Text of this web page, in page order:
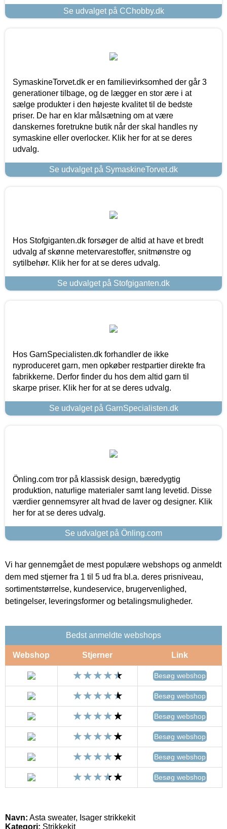
Se udvalget på CChobby.dk
SymaskineTorvet.dk er en familievirksomhed der går 3
generationer tilbage, og de lægger en stor ære i at
sælge produkter i den højeste kvalitet til de bedste
priser. De har en klar målsætning om at være
danskernes foretrukne butik når der skal handles ny
symaskine eller overlocker. Klik her for at se deres
udvalg.
Se udvalget på SymaskineTorvet.dk
Hos Stofgiganten.dk forsøger de altid at have et bredt
udvalg af skønne metervarestoffer, snitmønstre og
sytilbehør. Klik her for at se deres udvalg.
Se udvalget på Stofgiganten.dk
Hos GarnSpecialisten.dk forhandler de ikke
nyproduceret garn, men opkøber restpartier direkte fra
fabrikkerne. Derfor finder du hos dem altid garn til
skarpe priser. Klik her for at se deres udvalg.
Se udvalget på GarnSpecialisten.dk
Önling.com tror på klassisk design, bæredygtig
produktion, naturlige materialer samt lang levetid. Disse
værdier gennemsyrer alt hvad de laver og designer. Klik
her for at se deres udvalg.
Se udvalget på Önling.com
Vi har gennemgået de mest populære webshops og anmeldt
dem med stjerner fra 1 til 5 ud fra bl.a. deres prisniveau,
sortimentstørrelse, kundeservice, brugervenlighed,
betingelser, leveringsformer og betalingsmuligheder.
Bedst anmeldte webshops
Webshop Stjerner Link
Besøg webshop
Besøg webshop
Besøg webshop
Besøg webshop
Besøg webshop
Besøg webshop
Navn: Asta sweater, Isager strikkekit
Kategori: Strikkekit